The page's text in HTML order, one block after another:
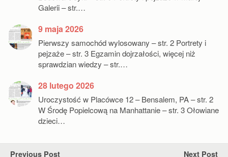
Galerii – str.…
9 maja 2026
Pierwszy samochód wylosowany – str. 2 Portrety i
pejzaże – str. 3 Egzamin dojrzałości, więcej niż
sprawdzian wiedzy – str.…
28 lutego 2026
Uroczystość w Placówce 12 – Bensalem, PA – str. 2
W Środę Popielcową na Manhattanie – str. 3 Ołowiane
dzieci…
Previous Post Next Post